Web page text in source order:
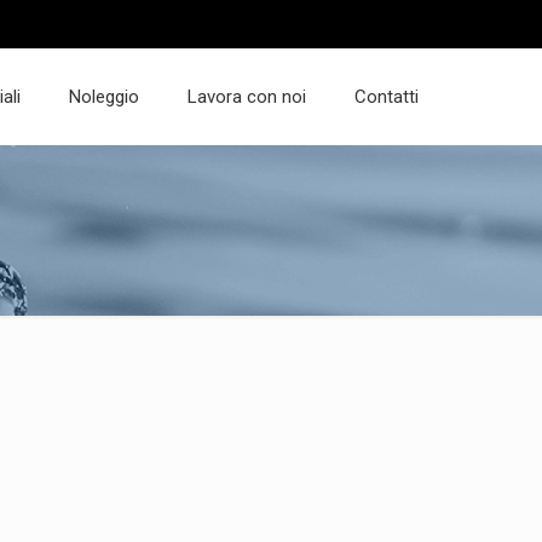
Noleggio Lavora con noi Contatti